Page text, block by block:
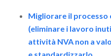
Migliorare il processo
(eliminare i lavoro
attività NVA non a